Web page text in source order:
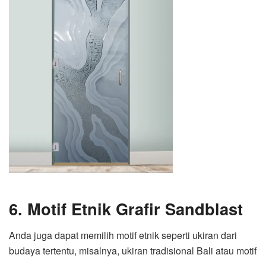
6. Motif Etnik Grafir Sandblast
Anda juga dapat memilih motif etnik seperti ukiran dari
budaya tertentu, misalnya, ukiran tradisional Bali atau motif